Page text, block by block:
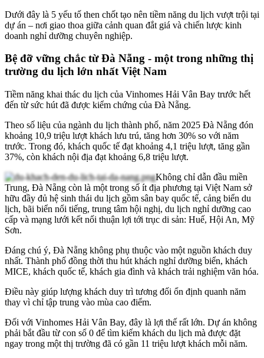
Dưới đây là 5 yếu tố then chốt tạo nên tiềm năng du lịch vượt trội tại
dự án – nơi giao thoa giữa cảnh quan đắt giá và chiến lược kinh
doanh nghỉ dưỡng chuyên nghiệp.
Bệ đỡ vững chắc từ Đà Nẵng - một trong những thị
trường du lịch lớn nhất Việt Nam
Tiềm năng khai thác du lịch của Vinhomes Hải Vân Bay trước hết
đến từ sức hút đã được kiểm chứng của Đà Nẵng.
Theo số liệu của ngành du lịch thành phố, năm 2025 Đà Nẵng đón
khoảng 10,9 triệu lượt khách lưu trú, tăng hơn 30% so với năm
trước. Trong đó, khách quốc tế đạt khoảng 4,1 triệu lượt, tăng gần
37%, còn khách nội địa đạt khoảng 6,8 triệu lượt.
Không chỉ dẫn đầu miền
Trung, Đà Nẵng còn là một trong số ít địa phương tại Việt Nam sở
hữu đầy đủ hệ sinh thái du lịch gồm sân bay quốc tế, cảng biển du
lịch, bãi biển nổi tiếng, trung tâm hội nghị, du lịch nghỉ dưỡng cao
cấp và mạng lưới kết nối thuận lợi tới trục di sản: Huế, Hội An, Mỹ
Sơn.
Đáng chú ý, Đà Nẵng không phụ thuộc vào một nguồn khách duy
nhất. Thành phố đồng thời thu hút khách nghỉ dưỡng biển, khách
MICE, khách quốc tế, khách gia đình và khách trải nghiệm văn hóa.
Điều này giúp lượng khách duy trì tương đối ổn định quanh năm
thay vì chỉ tập trung vào mùa cao điểm.
Đối với Vinhomes Hải Vân Bay, đây là lợi thế rất lớn. Dự án không
phải bắt đầu từ con số 0 để tìm kiếm khách du lịch mà được đặt
ngay trong một thị trường đã có gần 11 triệu lượt khách mỗi năm.